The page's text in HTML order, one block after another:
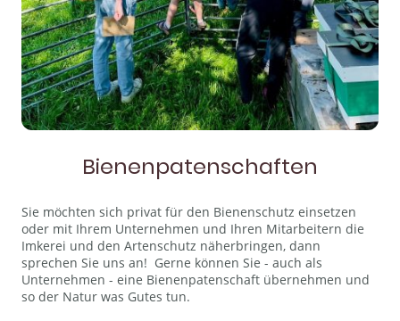
Bienenpatenschaften
Sie möchten sich privat für den Bienenschutz einsetzen
oder mit Ihrem Unternehmen und Ihren Mitarbeitern die
Imkerei und den Artenschutz näherbringen, dann
sprechen Sie uns an! Gerne können Sie - auch als
Unternehmen - eine Bienenpatenschaft übernehmen und
so der Natur was Gutes tun.